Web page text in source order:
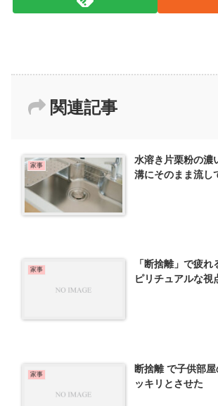
関連記事
家事
水溶き片栗粉の濃
溝にそのまま流し
家事
「断捨離」で疲
ピリチュアルな視
家事
断捨離 で子供部
ッキリとさせた